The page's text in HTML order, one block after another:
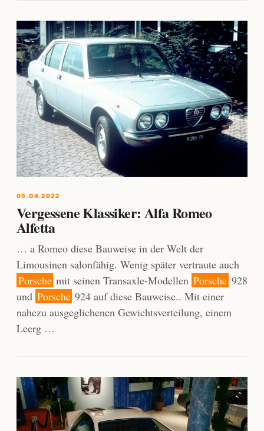
05.04.2022
Vergessene Klassiker: Alfa Romeo
Alfetta
… a Romeo diese Bauweise in der Welt der
Limousinen salonfähig. Wenig später vertraute auch
Porsche mit seinen Transaxle-Modellen Porsche 928
und Porsche 924 auf diese Bauweise.. Mit einer
nahezu ausgeglichenen Gewichtsverteilung, einem
Leerg …